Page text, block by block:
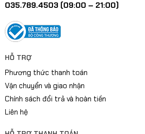
035.789.4503 (09:00 – 21:00)
HỖ TRỢ
Phương thức thanh toán
Vận chuyển và giao nhận
Chính sách đổi trả và hoàn tiền
Liên hệ